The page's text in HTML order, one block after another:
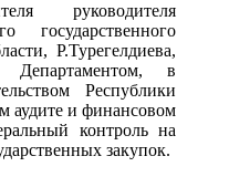
руководителя
государственного
Р.Турегелдиева,
в
Республики
аудите и финансовом
контроль на
закупок.